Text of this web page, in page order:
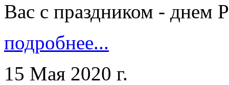
Вас с праздником - днем
подробнее...
15 Мая 2020 г.